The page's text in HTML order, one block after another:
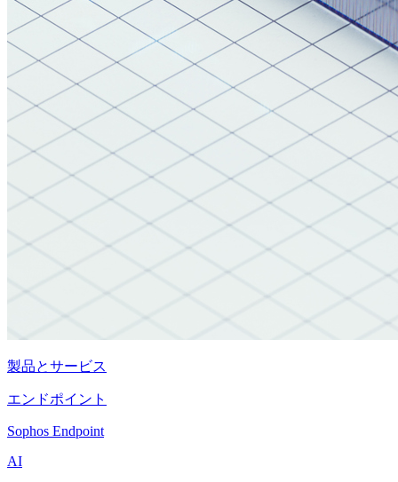
製品とサービス
エンドポイント
Sophos Endpoint
AI